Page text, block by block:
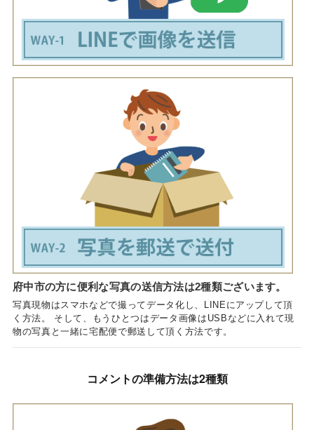
府中市の方に便利な写真の送信方法は2種類ございます。
写真現物はスマホなどで撮ってデータ化し、LINEにアップして頂
く方法。 そして、もうひとつはデータ画像はUSBなどに入れて現
物の写真と一緒に宅配便で郵送して頂く方法です。
コメントの準備方法は2種類